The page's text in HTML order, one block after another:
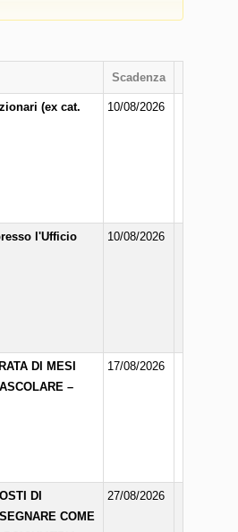
Scadenza
(ex cat.
10/08/2026
l'Ufficio
10/08/2026
DI MESI
–
17/08/2026
DI
COME
27/08/2026